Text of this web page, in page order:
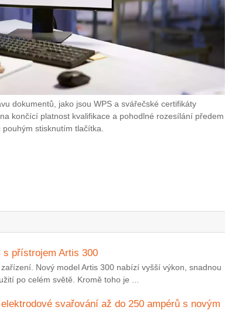
dokumentů, jako jsou WPS a svářečské certifikáty
končící platnost kvalifikace a pohodlné rozesílání předem
stisknutím tlačítka.
přístrojem Artis 300
Nový model Artis 300 nabízí vyšší výkon, snadnou
po celém světě. Kromě toho je ...
svařování až do 250 ampérů s novým